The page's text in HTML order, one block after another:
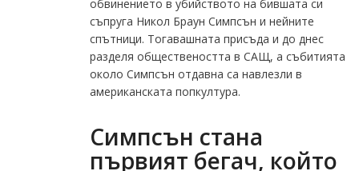
обвинението в убийството на бившата си
съпруга Никол Браун Симпсън и нейните
спътници. Тогавашната присъда и до днес
разделя обществеността в САЩ, а събитията
около Симпсън отдавна са навлезли в
американската попкултура.
Симпсън стана
първият бегач, който